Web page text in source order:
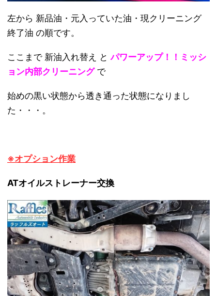
左から 新品油・元入っていた油・現クリーニング
終了油 の順です。
ここまで 新油入れ替え とパワーアップ！！ミッシ
ョン内部クリーニング で
始めの黒い状態から透き通った状態になりまし
た・・・。
※オプション作業
ATオイルストレーナー交換